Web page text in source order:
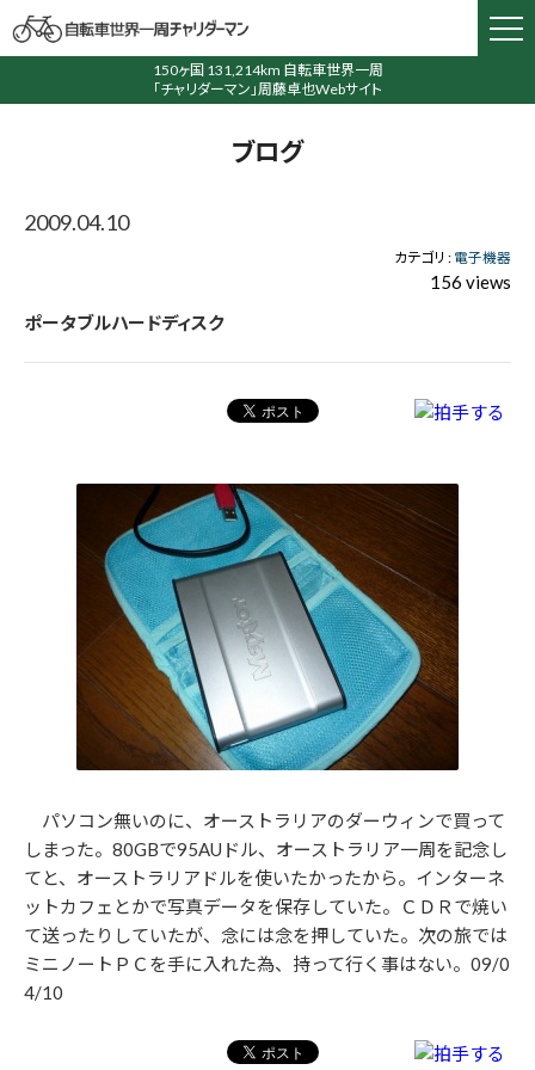
150ヶ国 131,214km 自転車世界一周
「チャリダーマン」周藤卓也Webサイト
ブログ
2009.04.10
カテゴリ : 電子機器
156 views
ポータブルハードディスク
パソコン無いのに、オーストラリアのダーウィンで買って
しまった。80GBで95AUドル、オーストラリア一周を記念し
てと、オーストラリアドルを使いたかったから。インターネ
ットカフェとかで写真データを保存していた。ＣＤＲで焼い
て送ったりしていたが、念には念を押していた。次の旅では
ミニノートＰＣを手に入れた為、持って行く事はない。09/0
4/10